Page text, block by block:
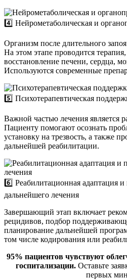
4️⃣ Нейрометаболическая и
Организм после длительного
На этом этапе проводится
восстановление печени, сердца,
Используются современные
5️⃣ Психотерапевтическая
Важной частью лечения является
Пациенту помогают осознать
установку на трезвость, а также
дальнейшей реабилитации.
6️⃣ Реабилитационная адаптация
дальнейшего лечения
Завершающий этап включает
рецидивов, подбор
планирование дальнейшей
том числе кодирования или
95% пациентов чувствуют
госпитализации. Оставьте
первых